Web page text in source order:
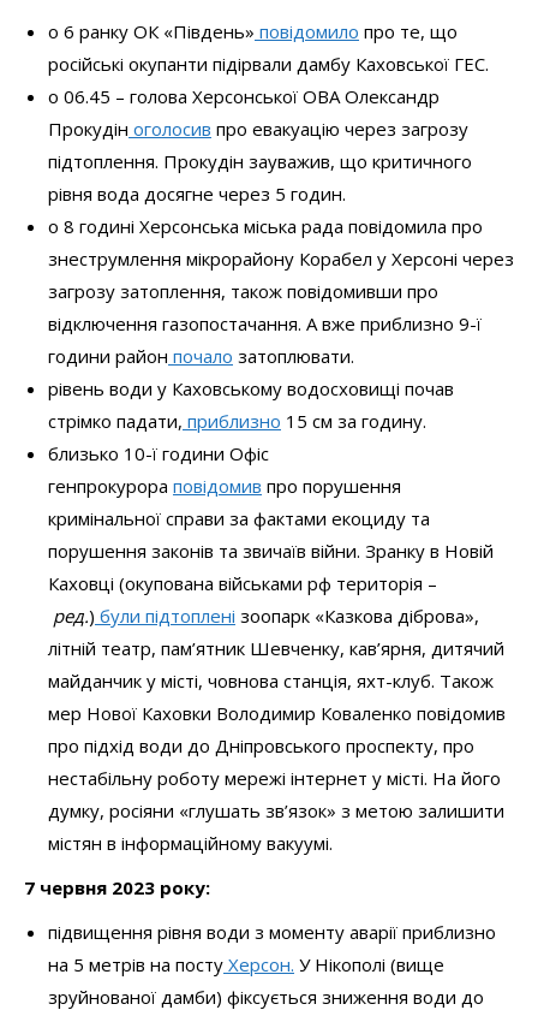
о 6 ранку ОК «Південь» повідомило про те, що
російські окупанти підірвали дамбу Каховської ГЕС.
о 06.45 – голова Херсонської ОВА Олександр
Прокудін оголосив про евакуацію через загрозу
підтоплення. Прокудін зауважив, що критичного
рівня вода досягне через 5 годин.
о 8 годині Херсонська міська рада повідомила про
знеструмлення мікрорайону Корабел у Херсоні через
загрозу затоплення, також повідомивши про
відключення газопостачання. А вже приблизно 9-ї
години район почало затоплювати.
рівень води у Каховському водосховищі почав
стрімко падати, приблизно 15 см за годину.
близько 10-ї години Офіс
генпрокурора повідомив про порушення
кримінальної справи за фактами екоциду та
порушення законів та звичаїв війни. Зранку в Новій
Каховці (окупована військами рф територія –
ред.) були підтоплені зоопарк «Казкова діброва»,
літній театр, пам’ятник Шевченку, кав’ярня, дитячий
майданчик у місті, човнова станція, яхт-клуб. Також
мер Нової Каховки Володимир Коваленко повідомив
про підхід води до Дніпровського проспекту, про
нестабільну роботу мережі інтернет у місті. На його
думку, росіяни «глушать зв’язок» з метою залишити
містян в інформаційному вакуумі.
7 червня 2023 року:
підвищення рівня води з моменту аварії приблизно
на 5 метрів на посту Херсон. У Нікополі (вище
зруйнованої дамби) фіксується зниження води до